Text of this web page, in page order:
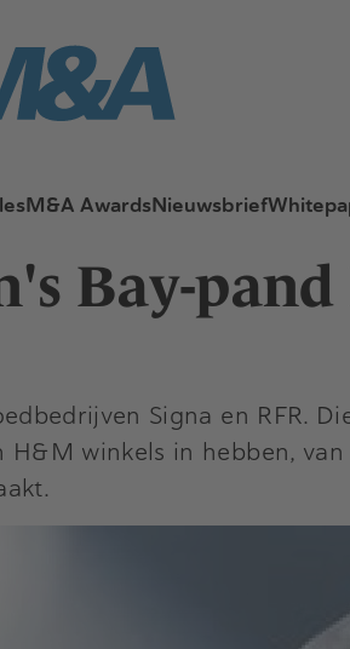
M&A AwardsNieuwsbrief
Bay-
Signa en RFR.
winkels in hebben,